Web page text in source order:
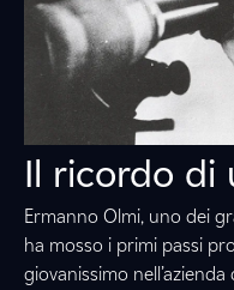
Il ricordo di
Ermanno Olmi, uno dei
ha mosso i primi passi
giovanissimo